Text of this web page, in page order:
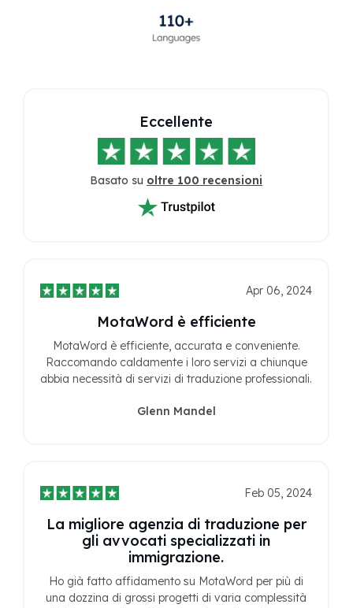
Eccellente
Basato su oltre 100 recensioni
Apr 06, 2024
MotaWord è efficiente
MotaWord è efficiente, accurata e conveniente.
Raccomando caldamente i loro servizi a chiunque
abbia necessità di servizi di traduzione professionali.
Glenn Mandel
Feb 05, 2024
La migliore agenzia di traduzione per
gli avvocati specializzati in
immigrazione.
Ho già fatto affidamento su MotaWord per più di
una dozzina di grossi progetti di varia complessità